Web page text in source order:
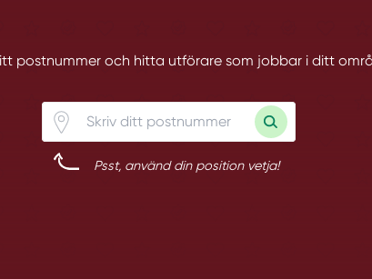
postnummer och hitta utförare som jobbar i ditt
Psst, använd din position vetja!